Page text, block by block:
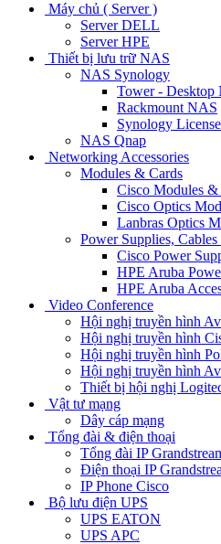
Máy chủ ( Server )
Server DELL
Server HPE
Thiết bị lưu trữ NAS
NAS Synology
Tower - Desktop
Rackmount NAS
Synology
NAS Qnap
Networking Accessories
Modules & Cards
Cisco Modules &
Cisco Optics
Lanbras Optics
Power Supplies,
Cisco Power
HPE Aruba
HPE Aruba
Video Conference
Hội nghị truyền hình
Hội nghị truyền hình
Hội nghị truyền hình
Hội nghị truyền hình
Thiết bị hội nghị
Vật tư mạng
Dây cáp mạng
Tổng đài & điện thoại
Tổng đài IP
Điện thoại IP
IP Phone Cisco
Bộ lưu điện UPS
UPS EATON
UPS APC